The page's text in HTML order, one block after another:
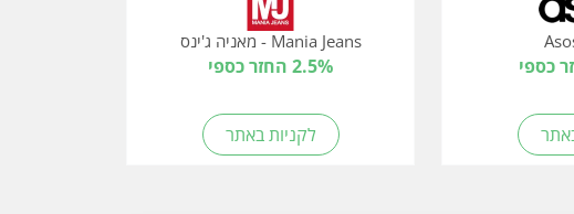
Mania Jeans - מאניה ג'ינס
2.5% החזר כספי
לקניות באתר